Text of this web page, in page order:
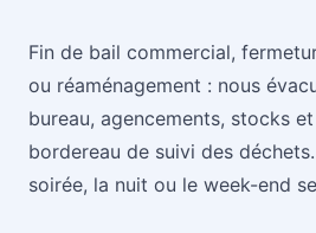
Fin de bail commercial,
ou réaménagement : nous
bureau, agencements, stocks
bordereau de suivi des
soirée, la nuit ou le week-end